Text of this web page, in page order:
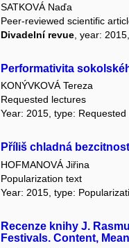
SATKOVÁ Naďa
Peer-reviewed scientific
Divadelní revue , year:
Performativita
KONÝVKOVÁ Tereza
Requested lectures
Year: 2015, type: Requested
Příliš chladná bezcitnost
HOFMANOVÁ Jiřina
Popularization text
Year: 2015, type:
Recenze knihy J.
Festivals. Content,